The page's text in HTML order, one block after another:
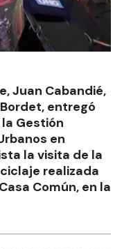
Juan Cabandié,
entregó
Gestión
en
la visita de la
realizada
Común, en la